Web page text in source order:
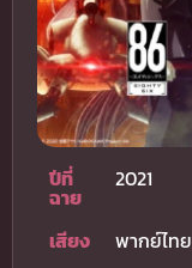
ปีที่
ฉาย
2021
เสียง
พากย์ไทย